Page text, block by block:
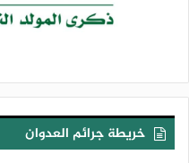
خريطة جرائم العدوان